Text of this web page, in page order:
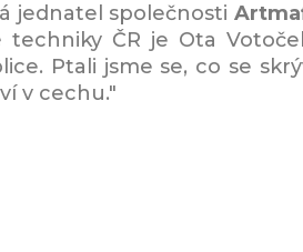
jednatel společnosti
ČR je Ota
Ptali jsme se, co se
v cechu."